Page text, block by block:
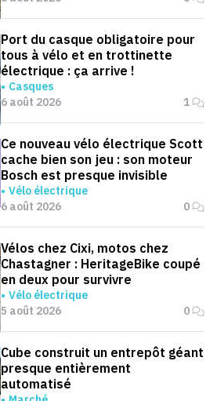
Port du casque obligatoire pour
tous à vélo et en trottinette
électrique : ça arrive !
Casques
6 août 2026
1
Ce nouveau vélo électrique Scott
cache bien son jeu : son moteur
Bosch est presque invisible
Vélo électrique
6 août 2026
0
Vélos chez Cixi, motos chez
Chastagner : HeritageBike coupé
en deux pour survivre
Vélo électrique
5 août 2026
0
Cube construit un entrepôt géant
presque entièrement
automatisé